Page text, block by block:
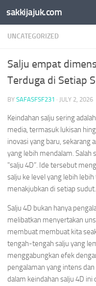
Skip to content
sakkijajuk.com
UNCATEGORIZED
Salju empat
Terduga di Setiap
BY SAFASFSF231 · JULY 2, 2026
Keindahan salju sering
media, termasuk lukisan
inovasi yang baru, sekarang
yang lebih mendalam. Salah
"salju 4D”. Ide tersebut
salju ke level yang lebih
menakjubkan di setiap sudut.
Salju 4D bukan hanya
melibatkan menyertakan
membuat membuat kita
tengah-tengah salju yang
menggabungkan efek
pengalaman yang intens
dalam keindahan salju 4D